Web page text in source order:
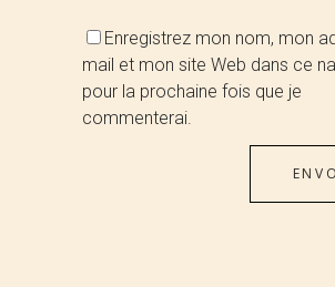
Enregistrez mon nom, mon
mail et mon site Web dans ce
pour la prochaine fois que je
commenterai.